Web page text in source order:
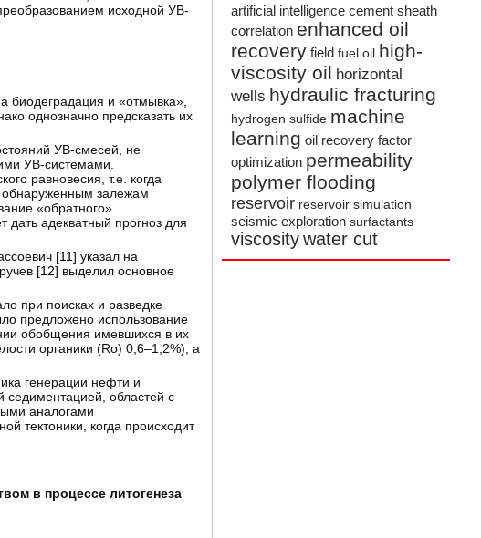
artificial intelligence cement sheath
correlation enhanced oil
recovery field fuel oil high-
viscosity oil horizontal
wells hydraulic fracturing
hydrogen sulfide machine
learning oil recovery factor
optimization permeability
polymer flooding
reservoir reservoir simulation
seismic exploration surfactants
viscositywater cut
исходной УВ-
биодеградация и «отмывка»,
однозначно предсказать их
УВ-смесей, не
УВ-системами.
равновесия, т.е. когда
залежам
«обратного»
адекватный прогноз для
[11] указал на
[12] выделил основное
при поисках и разведке
предложено использование
обобщения имевшихся в их
органики (Ro) 0,6–1,2%), а
генерации нефти и
седиментацией, областей с
аналогами
тектоники, когда происходит
в процессе литогенеза